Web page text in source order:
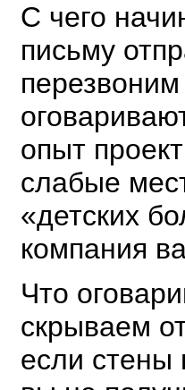
С чего
письму
опыт
слабые
«детских
компания
Что
скрываем
если стены